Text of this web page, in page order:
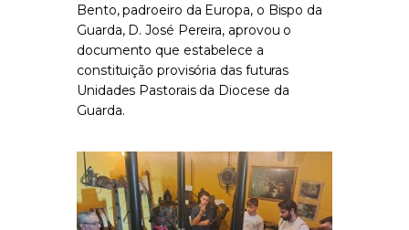
Bento, padroeiro da Europa, o Bispo da
Guarda, D. José Pereira, aprovou o
documento que estabelece a
constituição provisória das futuras
Unidades Pastorais da Diocese da
Guarda.